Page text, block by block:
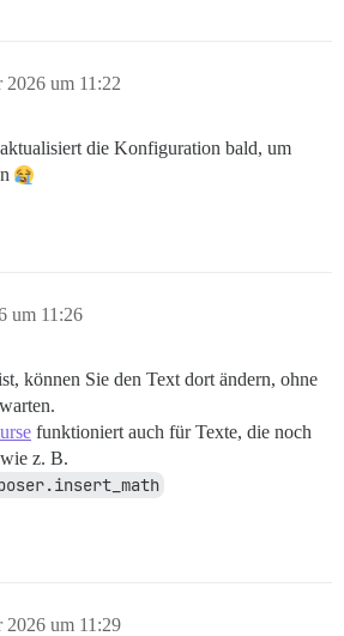
2026 um 11:22
die Konfiguration bald, um
um 11:26
können Sie den Text dort ändern, ohne
funktioniert auch für Texte, die noch
z. B.
2026 um 11:29